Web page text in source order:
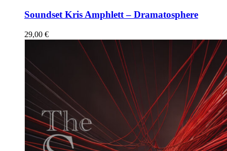
Soundset Kris Amphlett – Dramatosphere
29,00 €